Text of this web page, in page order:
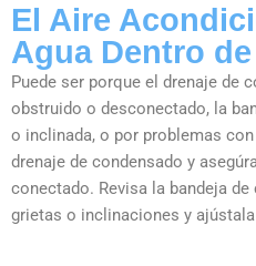
El Aire
Agua Dentro
Puede ser porque el drenaje de
obstruido o desconectado, la
o inclinada, o por problemas
drenaje de condensado y
conectado. Revisa la bandeja
grietas o inclinaciones y